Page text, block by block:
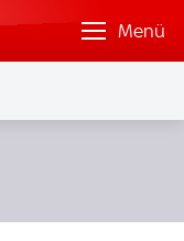
Menü